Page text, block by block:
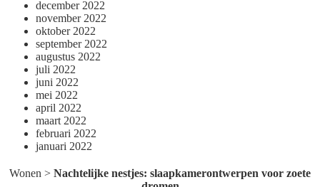
december 2022
november 2022
oktober 2022
september 2022
augustus 2022
juli 2022
juni 2022
mei 2022
april 2022
maart 2022
februari 2022
januari 2022
Wonen > Nachtelijke nestjes: slaapkamerontwerpen voor zoete